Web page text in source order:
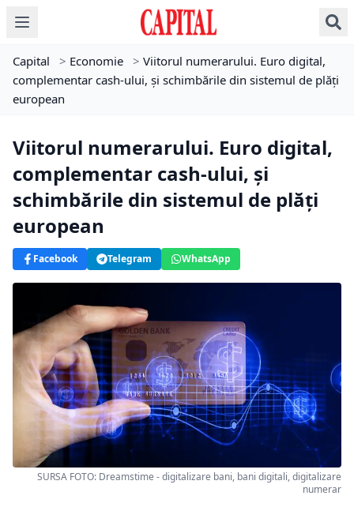
Capital > Economie > Viitorul numerarului. Euro digital,
complementar cash-ului, și schimbările din sistemul de plăți
european
Viitorul numerarului. Euro digital,
complementar cash-ului, și
schimbările din sistemul de plăți
european
Facebook Telegram WhatsApp
SURSA FOTO: Dreamstime - digitalizare bani, bani digitali, digitalizare
numerar